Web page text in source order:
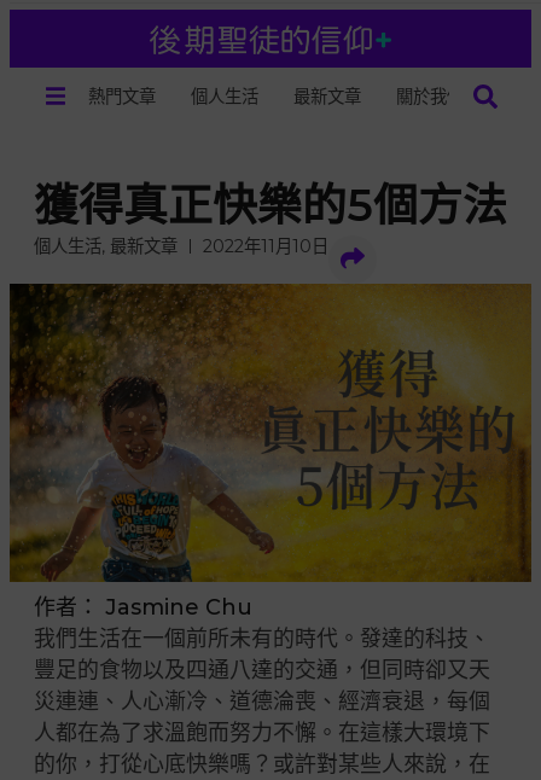
熱門文章 個人生活 最新文章 關於我們
獲得真正快樂的5個方法
個人生活, 最新文章 2022年11月10日
作者：
Jasmine Chu
我們生活在一個前所未有的時代。發達的科技、
豐足的食物以及四通八達的交通，但同時卻又天
災連連、人心漸冷、道德淪喪、經濟衰退，每個
人都在為了求溫飽而努力不懈。在這樣大環境下
的你，打從心底快樂嗎？或許對某些人來說，在